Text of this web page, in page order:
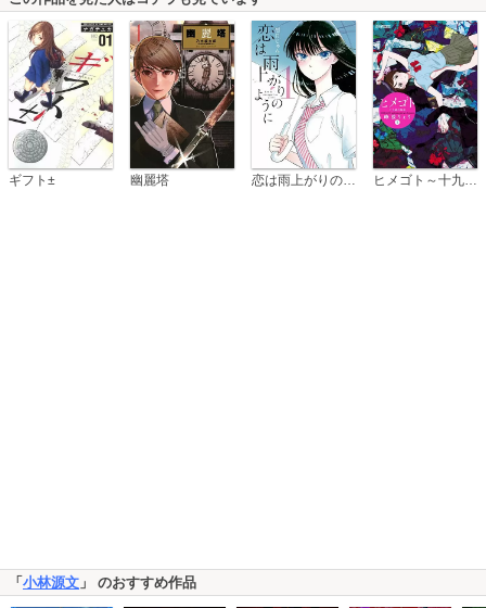
ギフト± 幽麗塔 恋は雨上がりのように ヒメゴト～十九歳の制服～
「 小林源文 」 のおすすめ作品